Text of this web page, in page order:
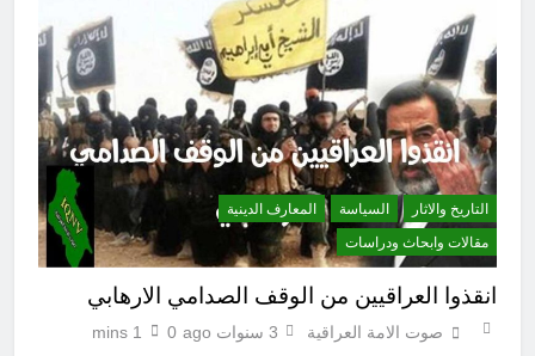
التاريخ والاثار السياسة
المعارف الدينية
مقالات وابحاث ودراسات
انقذوا العراقيين من الوقف الصدامي الارهابي
صوت الامة العراقية 3 سنوات ago 0
1 mins